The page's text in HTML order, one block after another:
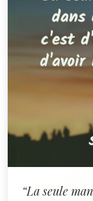
“La seule